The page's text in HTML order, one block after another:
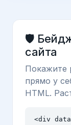
🛡️
сайта
Покажите
прямо у
HTML.
<div